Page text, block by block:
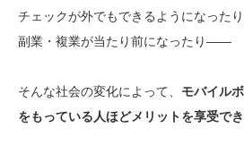
チェックが外でもできるようになった
副業・複業が当たり前になったり――
そんな社会の変化によって、 モバイル
をもっている人ほどメリットを享受で